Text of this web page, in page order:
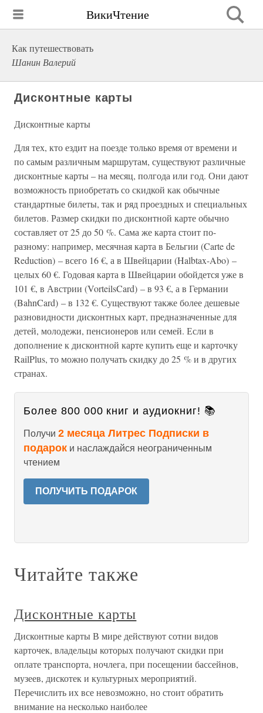
ВикиЧтение
Как путешествовать
Шанин Валерий
Дисконтные карты
Дисконтные карты
Для тех, кто ездит на поезде только время от времени и
по самым различным маршрутам, существуют различные
дисконтные карты – на месяц, полгода или год. Они дают
возможность приобретать со скидкой как обычные
стандартные билеты, так и ряд проездных и специальных
билетов. Размер скидки по дисконтной карте обычно
составляет от 25 до 50 %. Сама же карта стоит по-
разному: например, месячная карта в Бельгии (Carte de
Reduction) – всего 16 €, а в Швейцарии (Halbtax-Abo) –
целых 60 €. Годовая карта в Швейцарии обойдется уже в
101 €, в Австрии (VorteilsCard) – в 93 €, а в Германии
(BahnCard) – в 132 €. Существуют также более дешевые
разновидности дисконтных карт, предназначенные для
детей, молодежи, пенсионеров или семей. Если в
дополнение к дисконтной карте купить еще и карточку
RailPlus, то можно получать скидку до 25 % и в других
странах.
Более 800 000 книг и аудиокниг! 📚
Получи 2 месяца Литрес Подписки в
подарок и наслаждайся неограниченным
чтением
ПОЛУЧИТЬ ПОДАРОК
Читайте также
Дисконтные карты
Дисконтные карты В мире действуют сотни видов
карточек, владельцы которых получают скидки при
оплате транспорта, ночлега, при посещении бассейнов,
музеев, дискотек и культурных мероприятий.
Перечислить их все невозможно, но стоит обратить
внимание на несколько наиболее